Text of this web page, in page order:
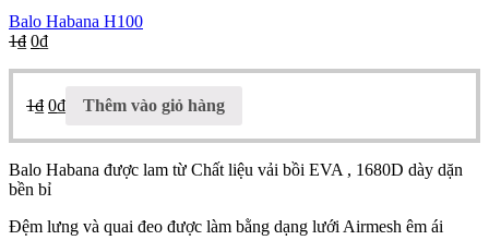
Balo Habana H100
1₫ 0₫
1₫ 0₫ Thêm vào giỏ hàng
Balo Habana được lam từ Chất liệu vải bồi EVA , 1680D dày dặn
bền bỉ
Đệm lưng và quai đeo được làm bằng dạng lưới Airmesh êm ái